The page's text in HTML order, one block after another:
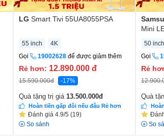
LG Smart Tivi 55UA8055PSA
55 inch
4K
Gọi
19002628 để được giảm thêm
Rẻ hơn: 12.890.000 đ
15.590.000đ -17%
Quà tặng trị giá 13.500.000đ
Hoàn tiền gấp đôi nếu đâu Rẻ hơn
Đánh giá 4.9/5 (19)
So sánh
Mini
50 inch
Gọi
Rẻ
Quà
So